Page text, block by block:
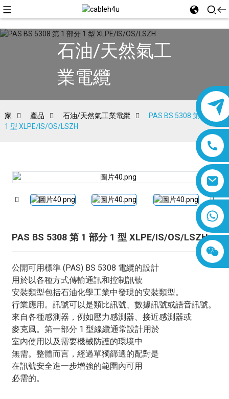
石油/天然氣工
業電纜
家 產品 石油/天然氣工業電纜
PAS BS 5308 第 1 部分
1 型 XLPE/IS/OS/LSZH
PAS BS 5308 第 1 部分 1 型 XLPE/IS/OS/LSZH
公開可用標準 (PAS) BS 5308 電纜的設計
用於以各種方式傳輸通訊和控制訊號
安裝類型包括石油化學工業中發現的安裝類型。
行業應用。訊號可以是類比訊號、數據訊號或語音訊號。
來自各種感測器，例如壓力感測器、接近感測器或
麥克風。第一部分 1 型線纜通常設計用於
室內使用以及需要機械防護的環境中
無需。整體而言，經過單獨篩選的配對是
在訊號安全進一步增強的範圍內可用
必需的。